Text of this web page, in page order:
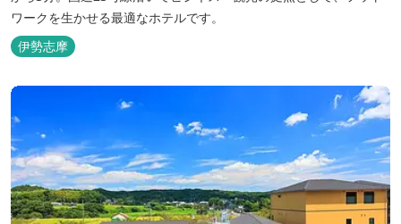
ワークを生かせる最適なホテルです。
伊勢志摩